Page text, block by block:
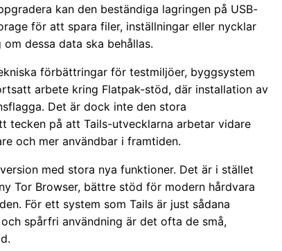
kan den beständiga lagringen på USB-
för att spara filer, inställningar eller nycklar
dessa data ska behållas.
förbättringar för testmiljöer, byggsystem
arbete kring Flatpak-stöd, där installation av
Det är dock inte den stora
tecken på att Tails-utvecklarna arbetar vidare
och mer användbar i framtiden.
med stora nya funktioner. Det är i stället
Tor Browser, bättre stöd för modern hårdvara
För ett system som Tails är just sådana
spårfri användning är det ofta de små,